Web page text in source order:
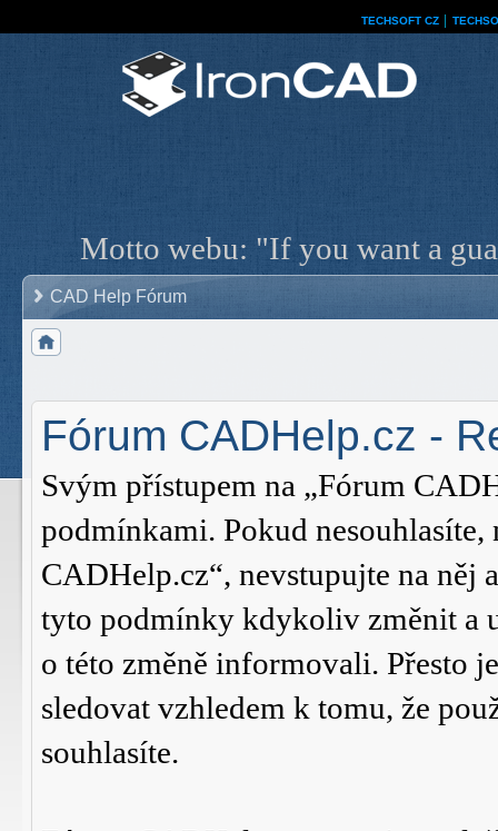
TECHSOFT CZ
Motto webu: "If you want a
CAD Help Fórum
Fórum CADHelp.cz -
Svým přístupem na „Fórum
podmínkami. Pokud
CADHelp.cz“, nevstupujte na něj
tyto podmínky kdykoliv změnit a
o této změně informovali. Přesto
sledovat vzhledem k tomu, že
souhlasíte.